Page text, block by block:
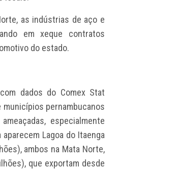
as indústrias de aço e
em xeque contratos
do estado.
dados do Comex Stat
municípios pernambucanos
especialmente
Lagoa do Itaenga
ambos na Mata Norte,
que exportam desde